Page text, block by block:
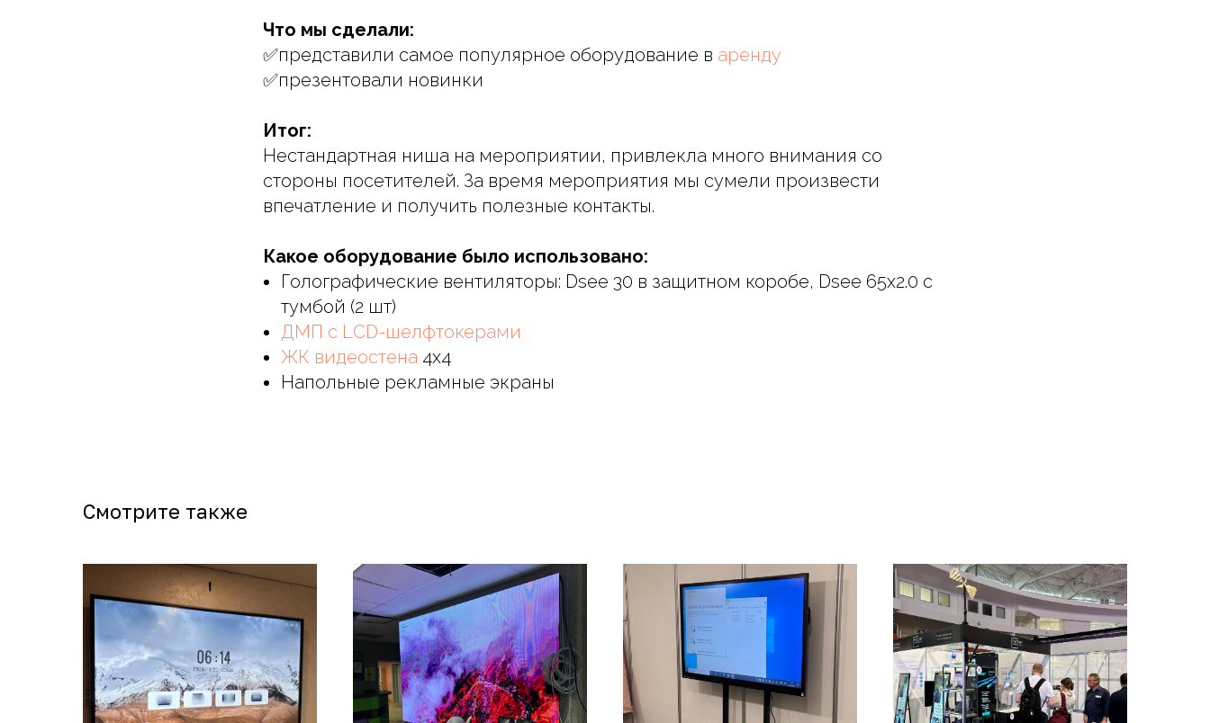
Что мы сделали:
✅представили самое популярное оборудование в аренду
✅презентовали новинки
Итог:
Нестандартная ниша на мероприятии, привлекла много внимания со
стороны посетителей. За время мероприятия мы сумели произвести
впечатление и получить полезные контакты.
Какое оборудование было использовано:
Голографические вентиляторы: Dsee 30 в защитном коробе, Dsee 65x2.0 с
тумбой (2 шт)
ДМП c LСD-шелфтокерами
ЖК видеостена 4х4
Напольные рекламные экраны
Смотрите также